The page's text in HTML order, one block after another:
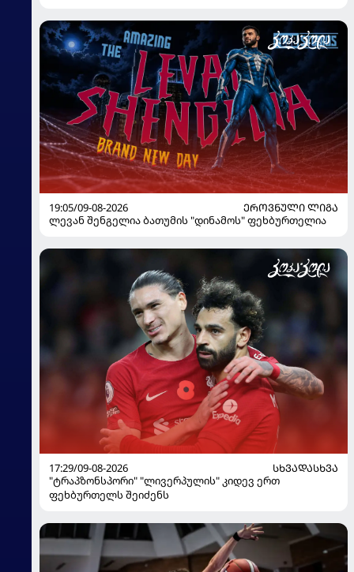
19:05/09-08-2026
ᲔᲠᲝᲕᲜᲣᲚᲘ ᲚᲘᲒᲐ
ლევან შენგელია ბათუმის "დინამოს" ფეხბურთელია
17:29/09-08-2026
ᲡᲮᲕᲐᲓᲐᲡᲮᲕᲐ
"ტრაპზონსპორი" "ლივერპულის" კიდევ ერთ
ფეხბურთელს შეიძენს